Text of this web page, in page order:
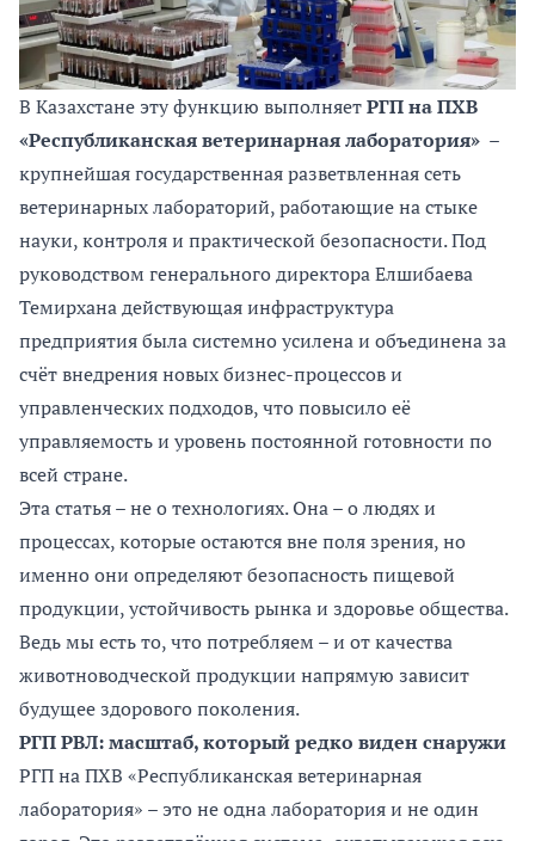
В Казахстане эту функцию выполняетРГП на ПХВ
«Республиканская ветеринарная лаборатория» –
крупнейшая государственная разветвленная сеть
ветеринарных лабораторий, работающие на стыке
науки, контроля и практической безопасности. Под
руководством генерального директора Елшибаева
Темирхана действующая инфраструктура
предприятия была системно усилена и объединена за
счёт внедрения новых бизнес-процессов и
управленческих подходов, что повысило её
управляемость и уровень постоянной готовности по
всей стране.
Эта статья – не о технологиях. Она – о людях и
процессах, которые остаются вне поля зрения, но
именно они определяют безопасность пищевой
продукции, устойчивость рынка и здоровье общества.
Ведь мы есть то, что потребляем – и от качества
животноводческой продукции напрямую зависит
будущее здорового поколения.
РГП РВЛ: масштаб, который редко виден снаружи
РГП на ПХВ «Республиканская ветеринарная
лаборатория» – это не одна лаборатория и не один